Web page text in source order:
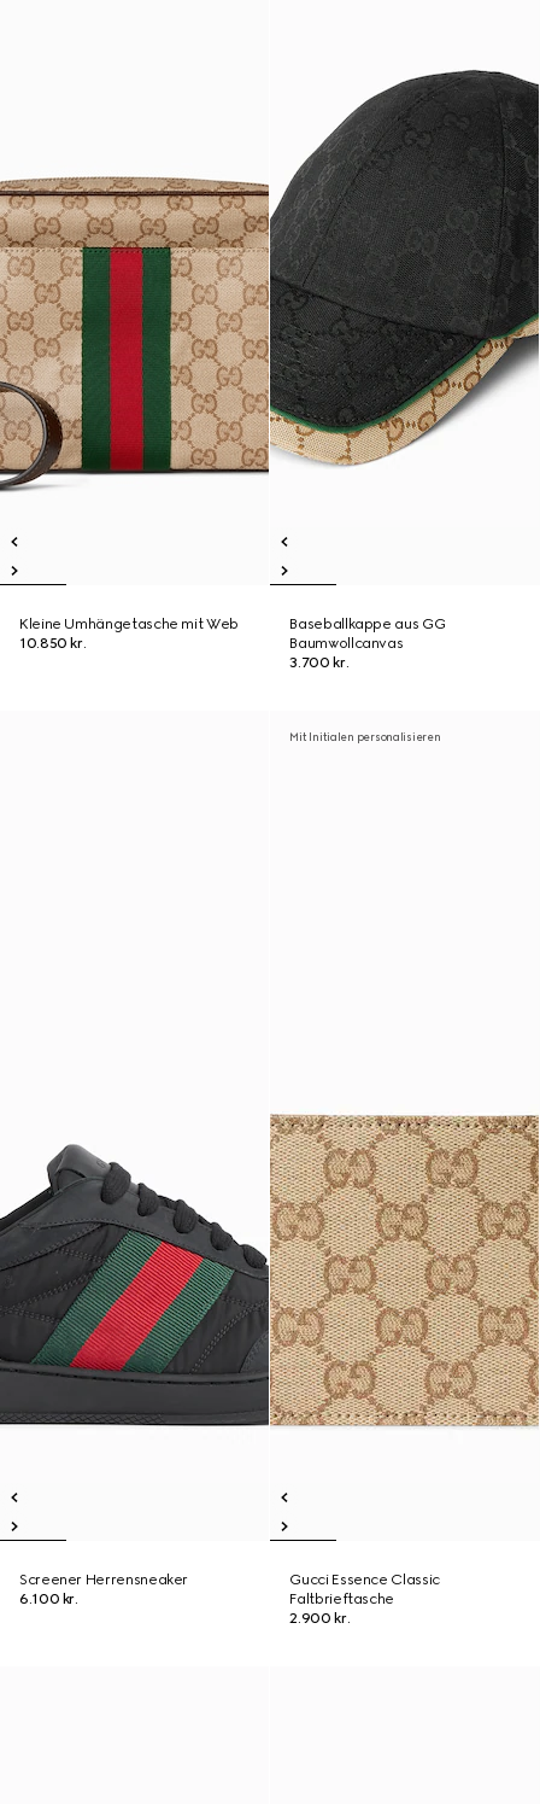
Kleine Umhängetasche mit Web
10.850 kr.
Baseballkappe aus GG
Baumwollcanvas
3.700 kr.
Screener Herrensneaker
6.100 kr.
Mit Initialen personalisieren
Gucci Essence Classic
Faltbrieftasche
2.900 kr.